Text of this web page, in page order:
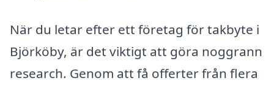
När du letar efter ett företag för takbyte i
Björköby, är det viktigt att göra noggrann
research. Genom att få offerter från flera